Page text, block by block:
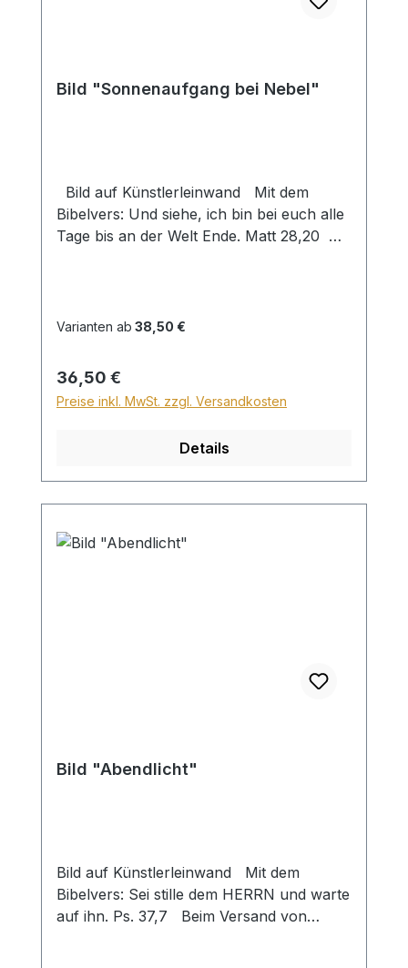
Bild "Sonnenaufgang bei Nebel"
Bild auf Künstlerleinwand Mit dem
Bibelvers: Und siehe, ich bin bei euch alle
Tage bis an der Welt Ende. Matt 28,20
Zuschlag für Sperrgut in Höhe von
Ausland beträgt der Sperrgutzuschlag
30€.
Varianten ab 38,50 €
Regulärer Preis:
36,50 €
Preise inkl. MwSt. zzgl. Versandkosten
Details
Bild "Abendlicht"
Bild auf Künstlerleinwand Mit dem
Bibelvers: Sei stille dem HERRN und warte
auf ihn. Ps. 37,7 Beim Versand von